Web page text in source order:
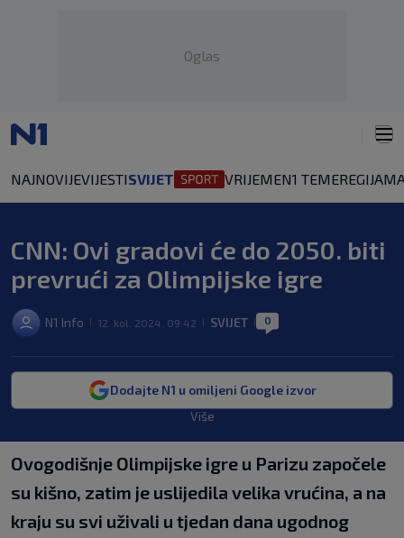
Oglas
NAJNOVIJEVIJESTISVIJET VRIJEMEN1 TEMEREGIJA
CNN: Ovi gradovi će do 2050. biti
prevrući za Olimpijske igre
N1 Info 12. kol. 2024. 09:42 SVIJET 0
Dodajte N1 u omiljeni Google izvor
Više
Ovogodišnje Olimpijske igre u Parizu započele
su kišno, zatim je uslijedila velika vrućina, a na
kraju su svi uživali u tjedan dana ugodnog